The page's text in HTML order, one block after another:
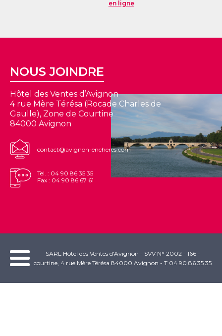
en ligne
NOUS JOINDRE
Hôtel des Ventes d’Avignon
4 rue Mère Térésa (Rocade Charles de
Gaulle), Zone de Courtine
84000 Avignon
contact@avignon-encheres.com
Tel. : 04 90 86 35 35
Fax : 04 90 86 67 61
SARL Hôtel des Ventes d'Avignon - SVV N° 2002 - 166 -
courtine, 4 rue Mère Térésa 84000 Avignon - T 04 90 86 35 35